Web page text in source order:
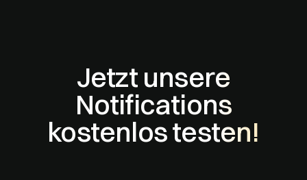
Jetzt unsere
Notifications
kostenlos testen!